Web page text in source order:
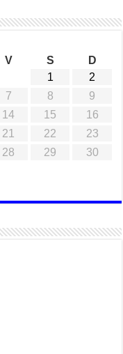
V S
D
1
2
7 8
9
14 15
16
21 22
23
28 29
30